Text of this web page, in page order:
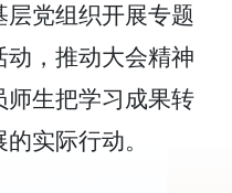
党组织开展专题
，推动大会精神
师生把学习成果转
实际行动。